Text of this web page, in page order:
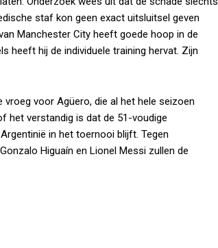
staf kon geen exact uitsluitsel geven
Manchester City heeft goede hoop in de
heeft hij de individuele training hervat. Zijn
voor Agüero, die al het hele seizoen
het verstandig is dat de 51-voudige
in het toernooi blijft. Tegen
Higuaín en Lionel Messi zullen de